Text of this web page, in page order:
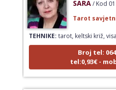
TEHNIKE:tarot, keltski križ,
Broj tel:
tel:0,93€ -